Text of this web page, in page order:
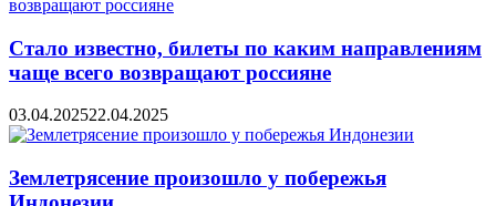
Стало известно, билеты по каким направлениям
чаще всего возвращают россияне
03.04.202522.04.2025
Землетрясение произошло у побережья